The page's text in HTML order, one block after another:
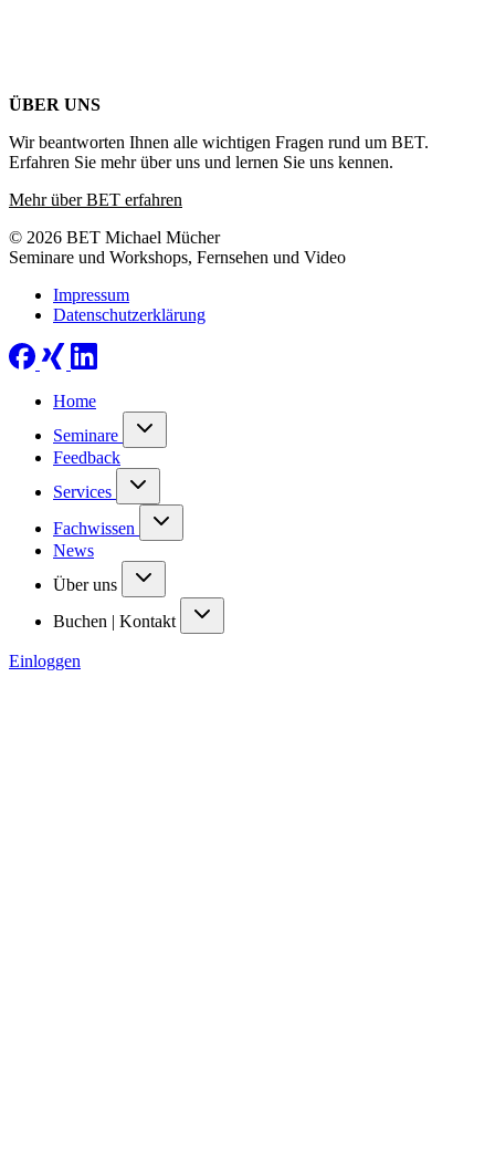
ÜBER UNS
Wir beantworten Ihnen alle wichtigen Fragen rund um BET.
Erfahren Sie mehr über uns und lernen Sie uns kennen.
Mehr über BET erfahren
© 2026 BET Michael Mücher
Seminare und Workshops, Fernsehen und Video
Impressum
Datenschutzerklärung
Home
Seminare
Feedback
Services
Fachwissen
News
Über uns
Buchen | Kontakt
Einloggen